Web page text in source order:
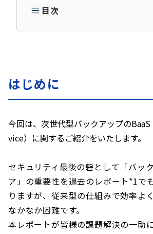
目次
はじめに
今回は、次世代型バックアップの
vice）に関するご紹介をいたします。
セキュリティ最後の砦として「バッ
ア」の重要性を過去のレポート*1で
りますが、従来型の仕組みで効率よ
なかなか困難です。
本レポートが皆様の課題解決の一助